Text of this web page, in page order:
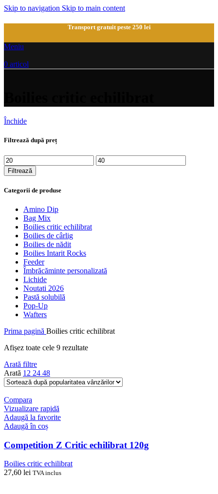
Skip to navigation Skip to main content
Transport gratuit peste 250 lei
Meniu
0 articol
Închide
Filtrează după preț
Preț
minim
Preț
maxim
Filtrează
Categorii de produse
Amino Dip
Bag Mix
Boilies critic echilibrat
Boilies de cârlig
Boilies de nădit
Boilies Intarit Rocks
Feeder
Îmbrăcăminte personalizată
Lichide
Noutati 2026
Pastă solubilă
Pop-Up
Wafters
Prima pagină Boilies critic echilibrat
Afișez toate cele 9 rezultateSortat
Arată filtre
Arată 12 24 48
Compara
Vizualizare rapidă
Adaugă la favorite
Adaugă în coș
Competition Z Critic echilibrat 120g
Boilies critic echilibrat
27,60 lei TVA inclus